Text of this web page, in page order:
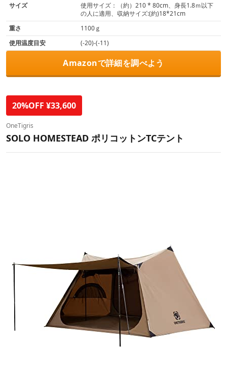
サイズ
使用サイズ：（約）210 * 80cm、身長1.8ｍ以下
の人に適用、収納サイズ:(約)18*21cm
重さ
1100ｇ
使用温度目安
(-20)-(-11)
Amazonで詳細を調べよう
20%OFF ¥33,600
OneTigris
SOLO HOMESTEAD ポリコットンTCテント